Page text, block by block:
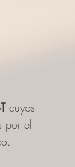
cuyos
por el